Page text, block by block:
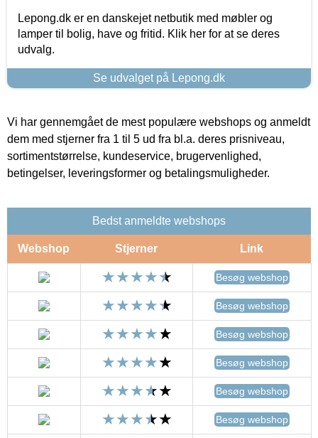
Lepong.dk er en danskejet netbutik med møbler og
lamper til bolig, have og fritid. Klik her for at se deres
udvalg.
Se udvalget på Lepong.dk
Vi har gennemgået de mest populære webshops og anmeldt
dem med stjerner fra 1 til 5 ud fra bl.a. deres prisniveau,
sortimentstørrelse, kundeservice, brugervenlighed,
betingelser, leveringsformer og betalingsmuligheder.
Bedst anmeldte webshops
Webshop Stjerner Link
Besøg webshop
Besøg webshop
Besøg webshop
Besøg webshop
Besøg webshop
Besøg webshop